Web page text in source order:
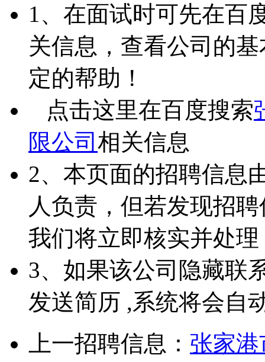
1、在面试时可先在百
关信息，查看公司的
定的帮助！
点击这里在百度搜索
限公司 相关信息
2、本页面的招聘信息
人负责，但若发现招
我们将立即核实并处理
3、如果该公司隐藏联
发送简历 ,系统将会自
上一招聘信息： 张家